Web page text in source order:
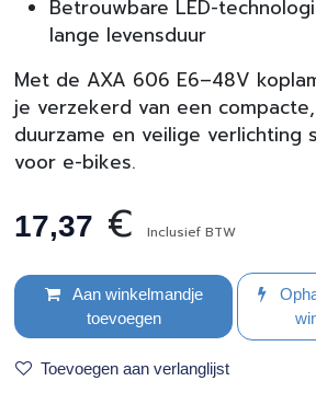
Betrouwbare LED-
lange levensduur
Met de AXA 606 E6–48V
je verzekerd van een compacte,
duurzame en veilige verlichting
voor e-bikes.
17,37 € Inclusief BTW
Aan winkelmandje
toevoegen
Toevoegen aan verlanglijst